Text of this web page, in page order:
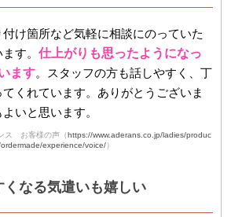
け箇所など気軽に相談にのっていた
す。 仕上がりも思ったようになっ
ます。スタッフの方も話しやすく、丁
くれています。ありがとうございま
いと思います。
ス お客様の声（https://www.aderans.co.jp/ladies/produc
experience/voice/）
くなる気遣いも嬉しい